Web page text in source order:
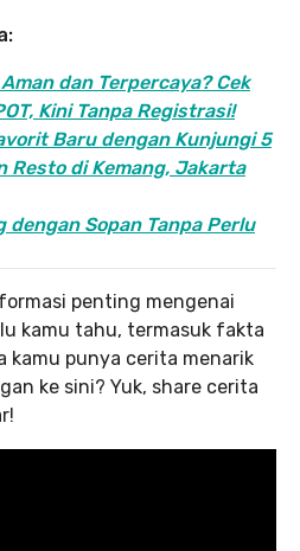
dan Terpercaya? Cek
Kini Tanpa Registrasi!
Baru dengan Kunjungi 5
Resto di Kemang, Jakarta
dengan Sopan Tanpa Perlu
penting mengenai
kamu tahu, termasuk fakta
kamu punya cerita menarik
ke sini? Yuk, share cerita